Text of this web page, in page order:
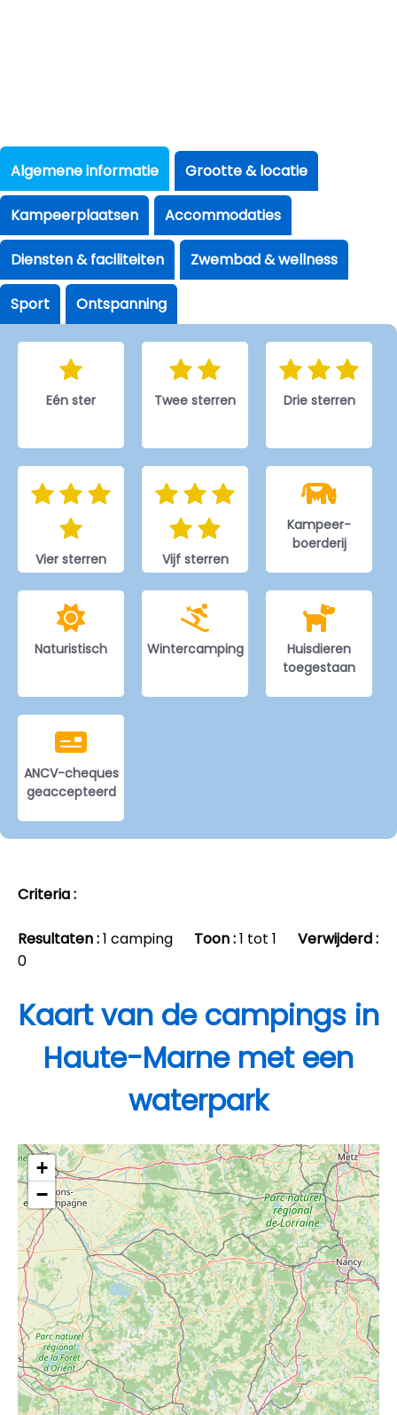
Algemene informatie
Eén ster Twee sterren Drie sterren
Vier sterren Vijf sterren
Kampeer-
boerderij
Naturistisch Wintercamping
Huisdieren
toegestaan
ANCV-cheques
geaccepteerd
Grootte & locatie
Kampeerplaatsen Accommodaties
Diensten & faciliteiten Zwembad & wellness
Sport Ontspanning
Criteria :
Resultaten :1 camping Toon :1 tot 1 Verwijderd :
0
Kaart van de campings in
Haute-Marne met een
waterpark
+
−